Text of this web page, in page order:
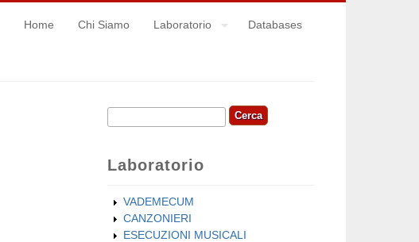
Home Chi Siamo Laboratorio Databases
Form di ricerca
Cerca
Laboratorio
VADEMECUM
CANZONIERI
ESECUZIONI MUSICALI